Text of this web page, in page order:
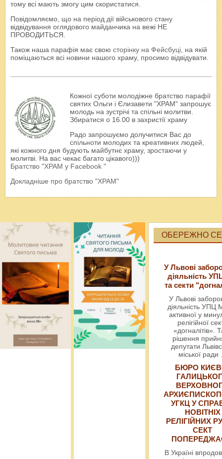
тому всі мають змогу цим скористатися.
Повідомляємо, що на період дії військового стану
відвідування оглядового майданчика на вежі НЕ
ПРОВОДИТЬСЯ.
Також наша парафія має свою сторінку на Фейсбуці, на якій
поміщаються всі новини нашого храму, просимо відвідувати.
Кожної суботи молодіжне братство парафії
святих Ольги і Єлизавети "ХРАМ" запрошує
молодь на зустрічі та спільні молитви.
Збиратися о 16.00 в захристії храму
Радо запрошуємо долучитися Вас до
спільноти молодих та креативних людей,
які кожного дня будують майбутнє храму, зростаючи у
молитві. На вас чекає багато цікавого)))
Братство "ХРАМ у Facebook "
Докладніше про братство "ХРАМ"
ОБЕРЕЖНО
У Львові
діяльність
та секти
У Львові
діяльність УПЦ
активної у
релігійної
«догналітів».
рішення
депутати
міської ради
БЮРО
УГКЦ У
НОВІТНІХ
РЕЛІГІЙНИХ
СЕКТ
В Україні